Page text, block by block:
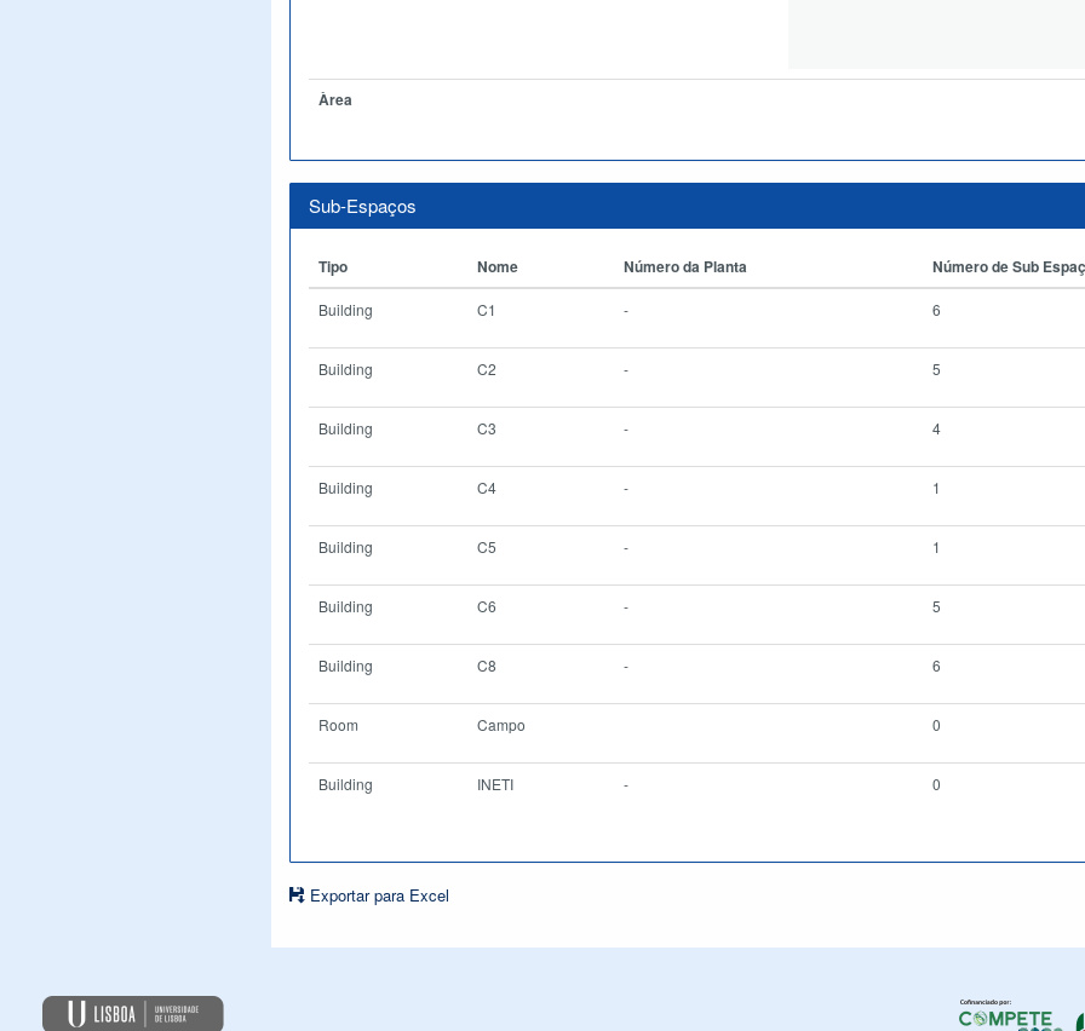
Àrea
Sub-Espaços
Tipo Nome Número da Planta Número de Sub
Building C1 - 6
Building C2 - 5
Building C3 - 4
Building C4 - 1
Building C5 - 1
Building C6 - 5
Building C8 - 6
Room Campo 0
Building INETI - 0
Exportar para Excel